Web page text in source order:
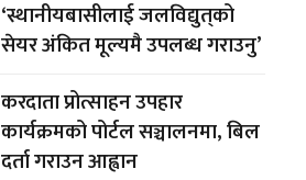
‘स्थानीयबासीलाई जलविद्युत्‌को
सेयर अंकित मूल्यमै उपलब्ध गराउनु’
करदाता प्रोत्साहन उपहार
कार्यक्रमको पोर्टल सञ्चालनमा, बिल
दर्ता गराउन आह्वान